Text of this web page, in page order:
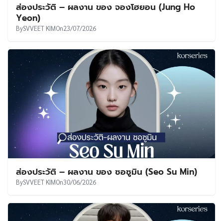
ส่องประวัติ – ผลงาน ของ จองโฮยอน (Jung Ho
Yeon)
BySVVEET KIMOn23/07/2026
ส่องประวัติ – ผลงาน ของ ซอซูมิน (Seo Su Min)
BySVVEET KIMOn30/06/2026